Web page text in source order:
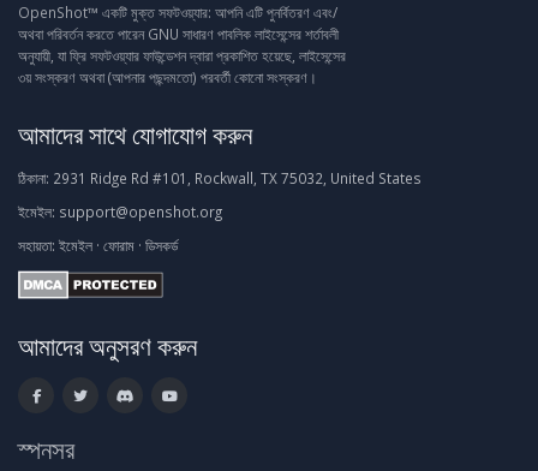
OpenShot™ একটি মুক্ত সফটওয়্যার: আপনি এটি পুনর্বিতরণ এবং/
অথবা পরিবর্তন করতে পারেন GNU সাধারণ পাবলিক লাইসেন্সের শর্তাবলী
অনুযায়ী, যা ফ্রি সফটওয়্যার ফাউন্ডেশন দ্বারা প্রকাশিত হয়েছে, লাইসেন্সের
৩য় সংস্করণ অথবা (আপনার পছন্দমতো) পরবর্তী কোনো সংস্করণ।
আমাদের সাথে যোগাযোগ করুন
ঠিকানা: 2931 Ridge Rd #101, Rockwall, TX 75032, United States
ইমেইল: support@openshot.org
সহায়তা: ইমেইল · ফোরাম · ডিসকর্ড
আমাদের অনুসরণ করুন
স্পনসর